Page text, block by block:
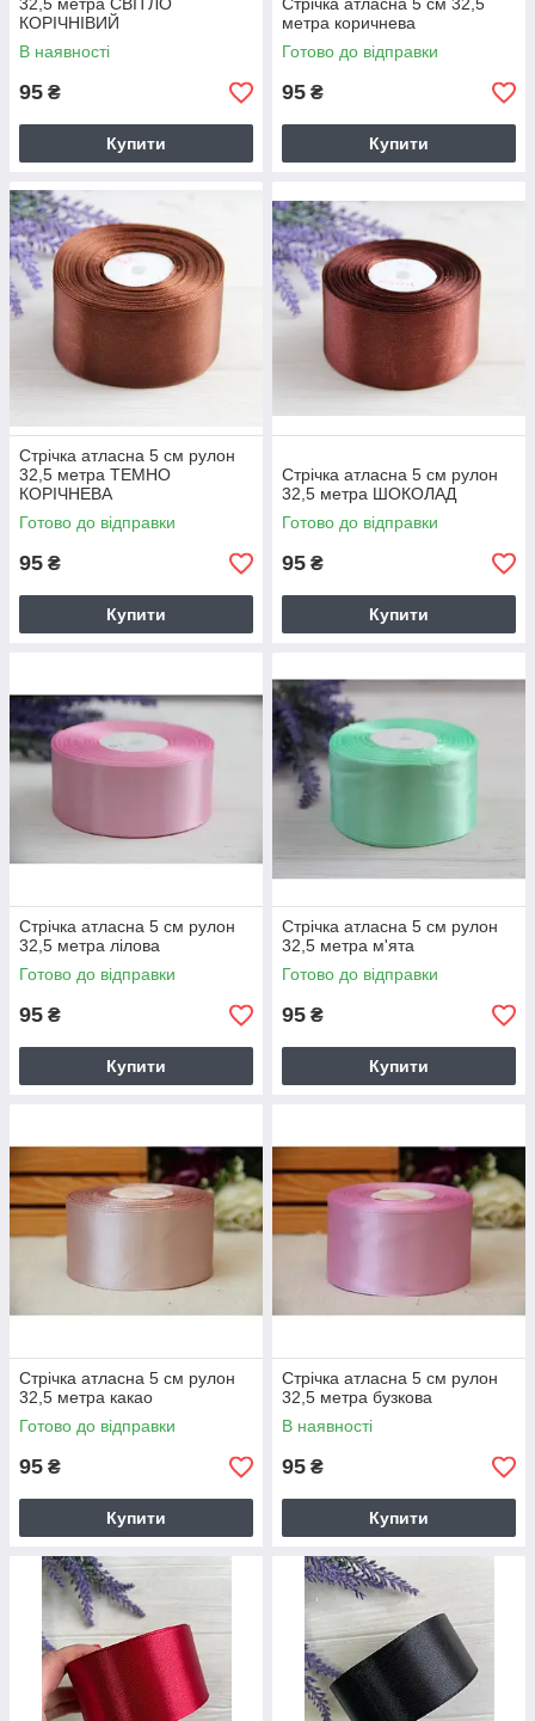
КОРІЧНІВИЙ
В наявності
95 ₴
Купити
метра коричнева
Готово до відправки
95 ₴
Купити
Стрічка атласна 5 см рулон
32,5 метра ТЕМНО
КОРІЧНЕВА
Готово до відправки
95 ₴
Купити
Стрічка атласна 5 см рулон
32,5 метра ШОКОЛАД
Готово до відправки
95 ₴
Купити
Стрічка атласна 5 см рулон
32,5 метра лілова
Готово до відправки
95 ₴
Купити
Стрічка атласна 5 см рулон
32,5 метра м'ята
Готово до відправки
95 ₴
Купити
Стрічка атласна 5 см рулон
32,5 метра какао
Готово до відправки
95 ₴
Купити
Стрічка атласна 5 см рулон
32,5 метра бузкова
В наявності
95 ₴
Купити